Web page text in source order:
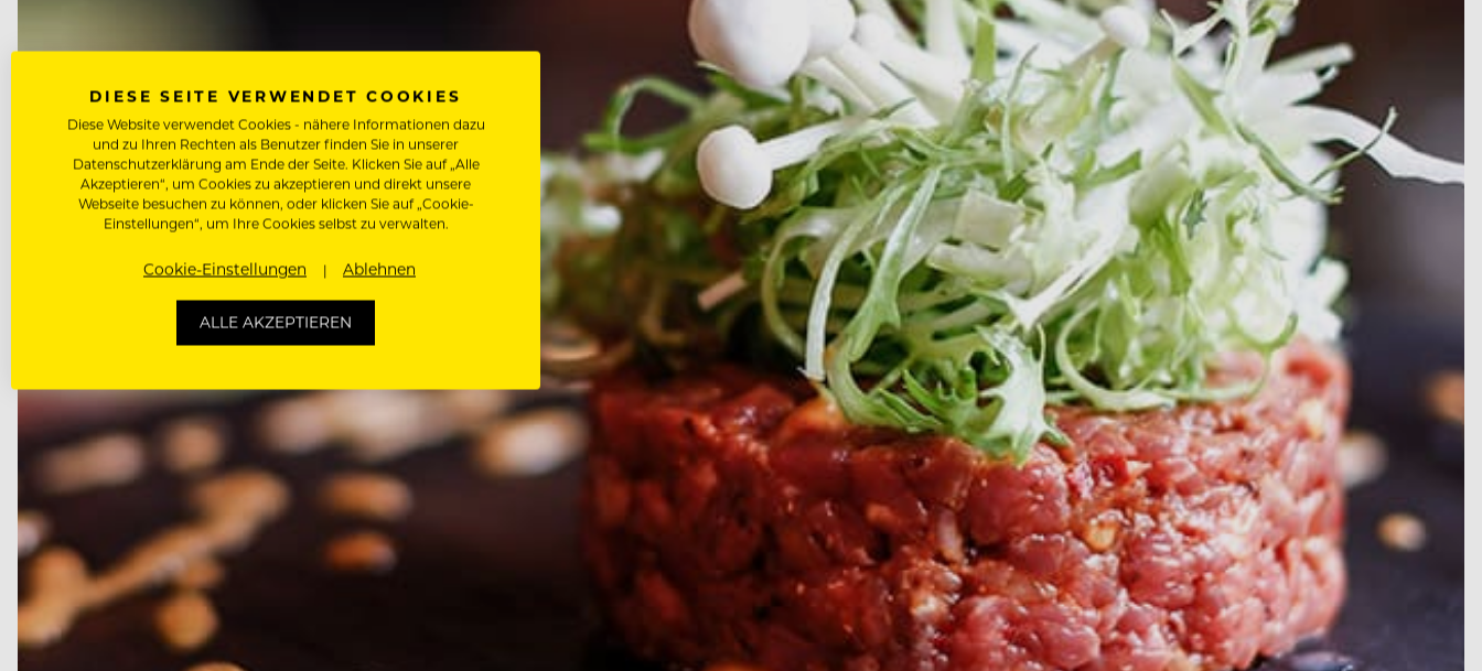
DIESE SEITE VERWENDET COOKIES
Diese Website verwendet Cookies - nähere Informationen dazu
und zu Ihren Rechten als Benutzer finden Sie in unserer
Datenschutzerklärung am Ende der Seite. Klicken Sie auf „Alle
Akzeptieren“, um Cookies zu akzeptieren und direkt unsere
Webseite besuchen zu können, oder klicken Sie auf „Cookie-
Einstellungen“, um Ihre Cookies selbst zu verwalten.
Cookie-Einstellungen Ablehnen
ALLE AKZEPTIEREN